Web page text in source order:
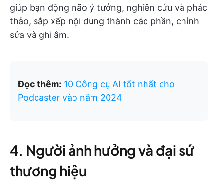
giúp bạn động não ý tưởng, nghiên cứu và phác
thảo, sắp xếp nội dung thành các phần, chỉnh
sửa và ghi âm.
Đọc thêm: 10 Công cụ AI tốt nhất cho
Podcaster vào năm 2024
4. Người ảnh hưởng và đại sứ
thương hiệu